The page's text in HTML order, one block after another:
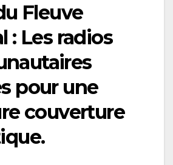
Fleuve
: Les radios
pour une
couverture